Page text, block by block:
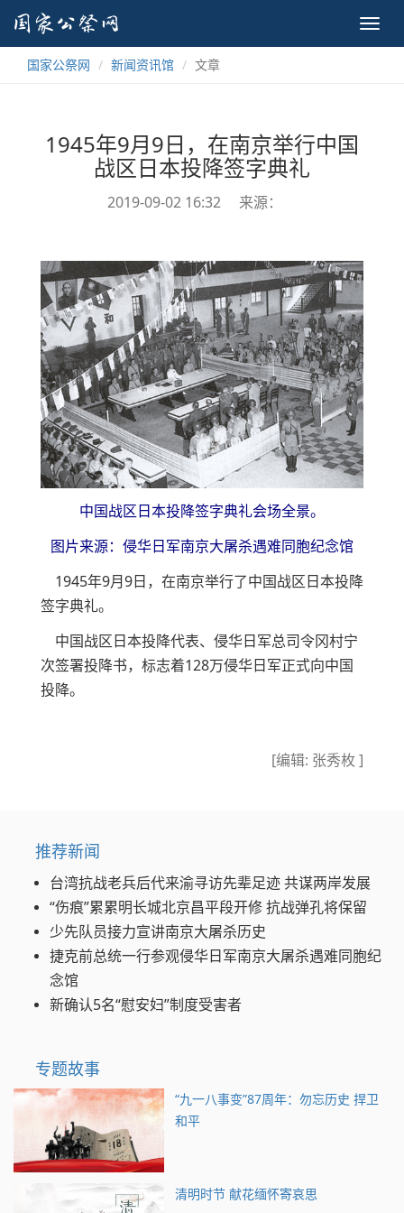
国家公祭网
新闻资讯馆 文章
1945年9月9日，在南京举行中国
战区日本投降签字典礼
2019-09-02 16:32 来源：
中国战区日本投降签字典礼会场全景。
图片来源：侵华日军南京大屠杀遇难同胞纪念馆
1945年9月9日，在南京举行了中国战区日本投降
签字典礼。
中国战区日本投降代表、侵华日军总司令冈村宁
次签署投降书，标志着128万侵华日军正式向中国
投降。
[编辑: 张秀枚 ]
推荐新闻
台湾抗战老兵后代来渝寻访先辈足迹 共谋两岸发展
“伤痕”累累明长城北京昌平段开修 抗战弹孔将保留
少先队员接力宣讲南京大屠杀历史
捷克前总统一行参观侵华日军南京大屠杀遇难同胞纪
念馆
新确认5名“慰安妇”制度受害者
专题故事
“九一八事变”87周年：勿忘历史 捍卫
和平
清明时节 献花缅怀寄哀思